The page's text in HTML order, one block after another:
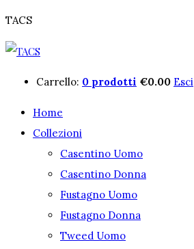
TACS
Carrello: 0 prodotti €0.00 Esci
Home
Collezioni
Casentino Uomo
Casentino Donna
Fustagno Uomo
Fustagno Donna
Tweed Uomo